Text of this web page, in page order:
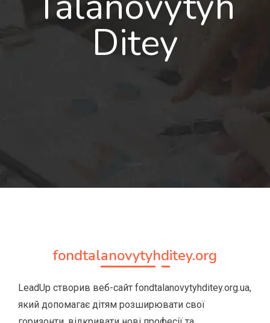
Ditey
fondtalanovytyhditey.org
LeadUp створив веб-сайт fondtalanovytyhditey.org.ua,
який допомагає дітям розширювати свої